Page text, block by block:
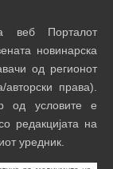
веб Порталот
новинарска
од регионот
права).
од условите е
редакцијата на
уредник.